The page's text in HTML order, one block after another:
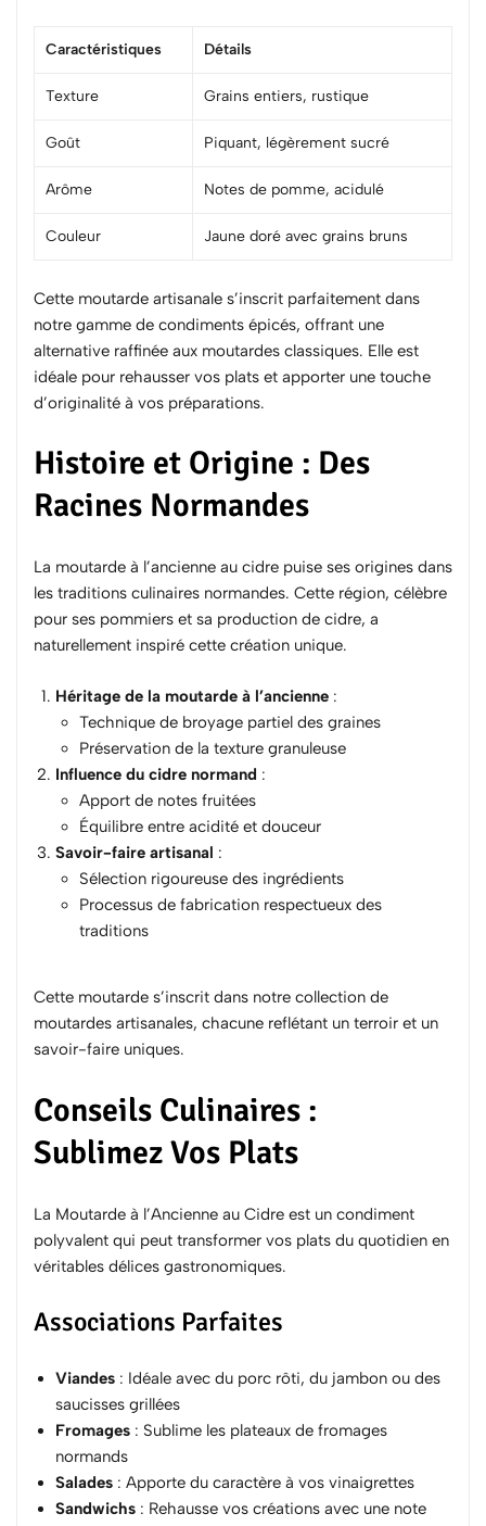
Caractéristiques Détails
Texture Grains entiers, rustique
Goût Piquant, légèrement sucré
Arôme Notes de pomme, acidulé
Couleur Jaune doré avec grains bruns
Cette moutarde artisanale s’inscrit parfaitement dans
notre gamme de condiments épicés, offrant une
alternative raffinée aux moutardes classiques. Elle est
idéale pour rehausser vos plats et apporter une touche
d’originalité à vos préparations.
Histoire et Origine : Des
Racines Normandes
La moutarde à l’ancienne au cidre puise ses origines dans
les traditions culinaires normandes. Cette région, célèbre
pour ses pommiers et sa production de cidre, a
naturellement inspiré cette création unique.
Héritage de la moutarde à l’ancienne:
Technique de broyage partiel des graines
Préservation de la texture granuleuse
Influence du cidre normand :
Apport de notes fruitées
Équilibre entre acidité et douceur
Savoir-faire artisanal :
Sélection rigoureuse des ingrédients
Processus de fabrication respectueux des
traditions
Cette moutarde s’inscrit dans notre collection de
moutardes artisanales, chacune reflétant un terroir et un
savoir-faire uniques.
Conseils Culinaires :
Sublimez Vos Plats
La Moutarde à l’Ancienne au Cidre est un condiment
polyvalent qui peut transformer vos plats du quotidien en
véritables délices gastronomiques.
Associations Parfaites
Viandes: Idéale avec du porc rôti, du jambon ou des
saucisses grillées
Fromages: Sublime les plateaux de fromages
normands
Salades: Apporte du caractère à vos vinaigrettes
Sandwichs: Rehausse vos créations avec une note